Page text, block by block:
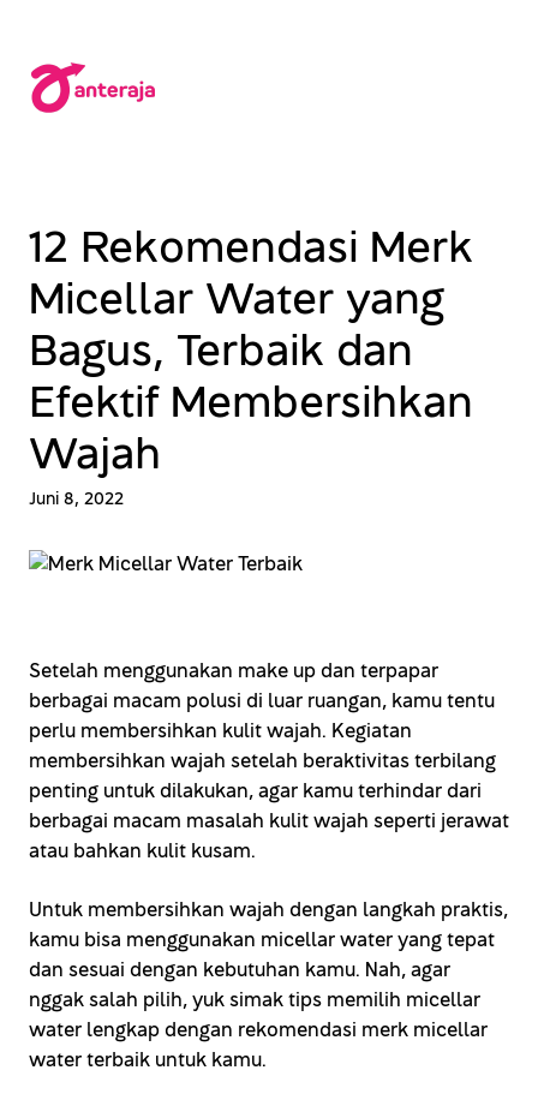
konten
12 Rekomendasi Merk
Micellar Water yang
Bagus, Terbaik dan
Efektif Membersihkan
Wajah
Juni 8, 2022
Setelah menggunakan make up dan terpapar
berbagai macam polusi di luar ruangan, kamu tentu
perlu membersihkan kulit wajah. Kegiatan
membersihkan wajah setelah beraktivitas terbilang
penting untuk dilakukan, agar kamu terhindar dari
berbagai macam masalah kulit wajah seperti jerawat
atau bahkan kulit kusam.
Untuk membersihkan wajah dengan langkah praktis,
kamu bisa menggunakan micellar water yang tepat
dan sesuai dengan kebutuhan kamu. Nah, agar
nggak salah pilih, yuk simak tips memilih micellar
water lengkap dengan rekomendasi merk micellar
water terbaik untuk kamu.